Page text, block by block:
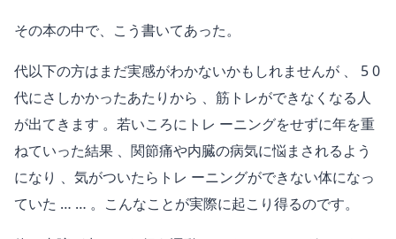
その本の中で、こう書いてあった。
代以下の方はまだ実感がわかないかもしれませんが 、 5 0
代にさしかかったあたりから 、筋トレができなくなる人
が出てきます 。若いころにトレ ーニングをせずに年を重
ねていった結果 、関節痛や内臓の病気に悩まされるよう
になり 、気がついたらトレ ーニングができない体になっ
ていた … … 。こんなことが実際に起こり得るのです。